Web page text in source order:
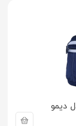
دیمو